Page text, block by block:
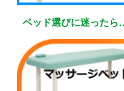
ベッド選びに迷ったら…